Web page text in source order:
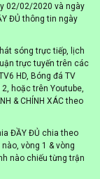
02/02/2020 và ngày
ĐỦ thông tin ngày
sóng trực tiếp, lịch
trực tuyến trên các
HD, Bóng đá TV
hoặc trên Youtube,
& CHÍNH XÁC theo
ĐẦY ĐỦ chia theo
vòng 1 & vòng
nào chiếu từng trận